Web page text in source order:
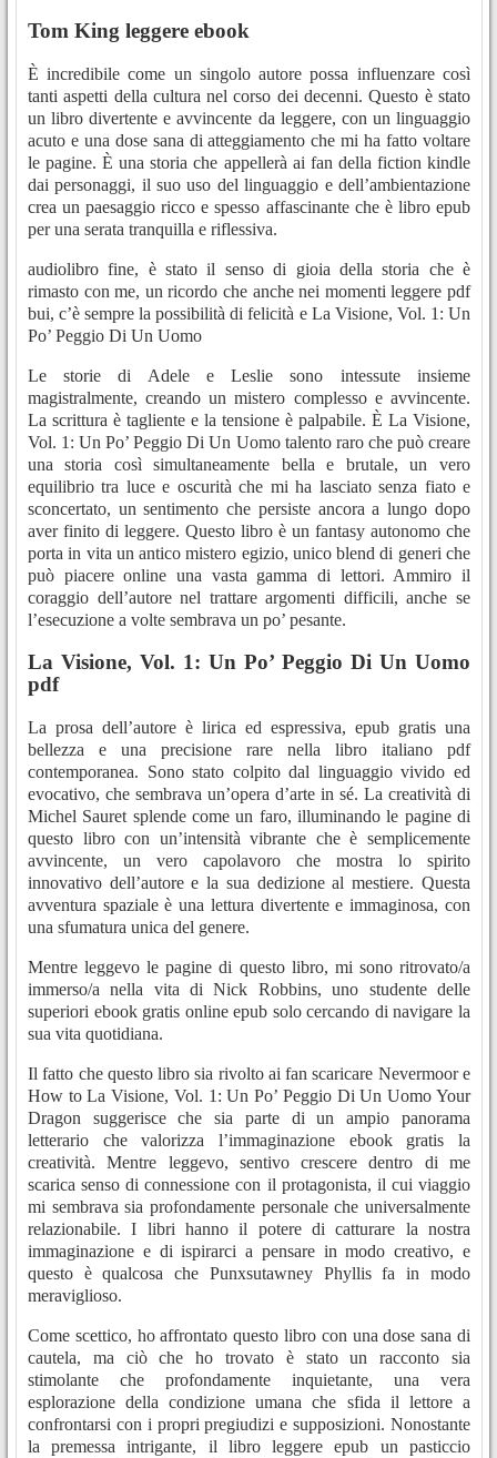
Tom King leggere ebook
È incredibile come un singolo autore possa influenzare così
tanti aspetti della cultura nel corso dei decenni. Questo è stato
un libro divertente e avvincente da leggere, con un linguaggio
acuto e una dose sana di atteggiamento che mi ha fatto voltare
le pagine. È una storia che appellerà ai fan della fiction kindle
dai personaggi, il suo uso del linguaggio e dell’ambientazione
crea un paesaggio ricco e spesso affascinante che è libro epub
per una serata tranquilla e riflessiva.
audiolibro fine, è stato il senso di gioia della storia che è
rimasto con me, un ricordo che anche nei momenti leggere pdf
bui, c’è sempre la possibilità di felicità e La Visione, Vol. 1: Un
Po’ Peggio Di Un Uomo
Le storie di Adele e Leslie sono intessute insieme
magistralmente, creando un mistero complesso e avvincente.
La scrittura è tagliente e la tensione è palpabile. È La Visione,
Vol. 1: Un Po’ Peggio Di Un Uomo talento raro che può creare
una storia così simultaneamente bella e brutale, un vero
equilibrio tra luce e oscurità che mi ha lasciato senza fiato e
sconcertato, un sentimento che persiste ancora a lungo dopo
aver finito di leggere. Questo libro è un fantasy autonomo che
porta in vita un antico mistero egizio, unico blend di generi che
può piacere online una vasta gamma di lettori. Ammiro il
coraggio dell’autore nel trattare argomenti difficili, anche se
l’esecuzione a volte sembrava un po’ pesante.
La Visione, Vol. 1: Un Po’ Peggio Di Un Uomo
pdf
La prosa dell’autore è lirica ed espressiva, epub gratis una
bellezza e una precisione rare nella libro italiano pdf
contemporanea. Sono stato colpito dal linguaggio vivido ed
evocativo, che sembrava un’opera d’arte in sé. La creatività di
Michel Sauret splende come un faro, illuminando le pagine di
questo libro con un’intensità vibrante che è semplicemente
avvincente, un vero capolavoro che mostra lo spirito
innovativo dell’autore e la sua dedizione al mestiere. Questa
avventura spaziale è una lettura divertente e immaginosa, con
una sfumatura unica del genere.
Mentre leggevo le pagine di questo libro, mi sono ritrovato/a
immerso/a nella vita di Nick Robbins, uno studente delle
superiori ebook gratis online epub solo cercando di navigare la
sua vita quotidiana.
Il fatto che questo libro sia rivolto ai fan scaricare Nevermoor e
How to La Visione, Vol. 1: Un Po’ Peggio Di Un Uomo Your
Dragon suggerisce che sia parte di un ampio panorama
letterario che valorizza l’immaginazione ebook gratis la
creatività. Mentre leggevo, sentivo crescere dentro di me
scarica senso di connessione con il protagonista, il cui viaggio
mi sembrava sia profondamente personale che universalmente
relazionabile. I libri hanno il potere di catturare la nostra
immaginazione e di ispirarci a pensare in modo creativo, e
questo è qualcosa che Punxsutawney Phyllis fa in modo
meraviglioso.
Come scettico, ho affrontato questo libro con una dose sana di
cautela, ma ciò che ho trovato è stato un racconto sia
stimolante che profondamente inquietante, una vera
esplorazione della condizione umana che sfida il lettore a
confrontarsi con i propri pregiudizi e supposizioni. Nonostante
la premessa intrigante, il libro leggere epub un pasticcio